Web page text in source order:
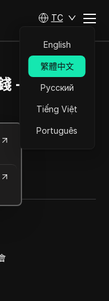
TC
English
繁體中文
Русский
Tiếng Việt
Português
- 在線賺錢